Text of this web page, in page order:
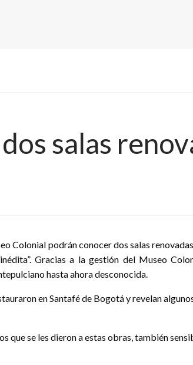
salas
Colonial podrán conocer dos salas
Gracias a la gestión del Museo
hasta ahora desconocida.
en Santafé de Bogotá y revelan
que se les dieron a estas obras, también